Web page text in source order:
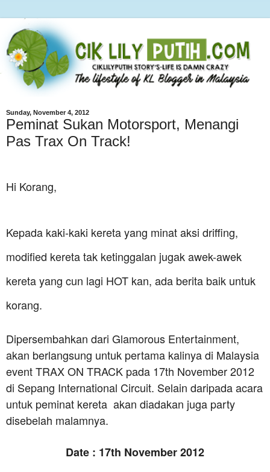
Sunday, November 4, 2012
Peminat Sukan Motorsport, Menangi
Pas Trax On Track!
Hi Korang,
Kepada kaki-kaki kereta yang minat aksi driffing,
modified kereta tak ketinggalan jugak awek-awek
kereta yang cun lagi HOT kan, ada berita baik untuk
korang.
Dipersembahkan dari Glamorous Entertainment,
akan berlangsung untuk pertama kalinya di Malaysia
event TRAX ON TRACK pada 17th November 2012
di Sepang International Circuit. Selain daripada acara
untuk peminat kereta akan diadakan juga party
disebelah malamnya.
Date : 17th November 2012